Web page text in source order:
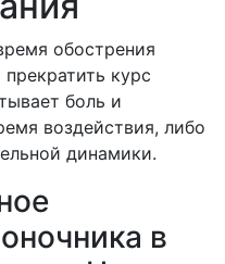
обострения
курс
боль и
воздействия, либо
динамики.
в